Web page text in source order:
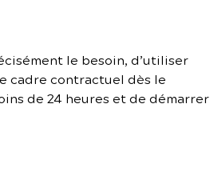
le besoin, d’utiliser
cadre contractuel dès le
de 24 heures et de démarrer